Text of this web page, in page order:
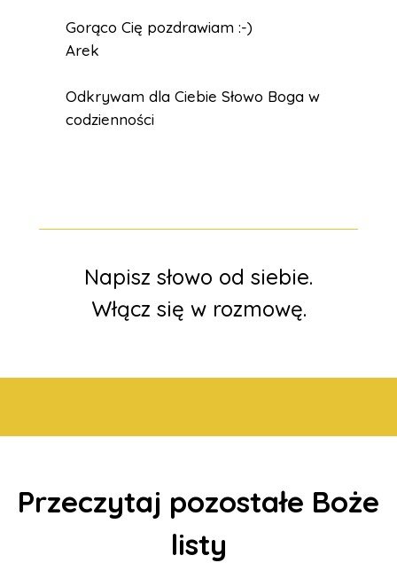
Gorąco Cię pozdrawiam :-)
Arek
Odkrywam dla Ciebie Słowo Boga w
codzienności
Napisz słowo od siebie.
Włącz się w rozmowę.
Przeczytaj pozostałe Boże
listy